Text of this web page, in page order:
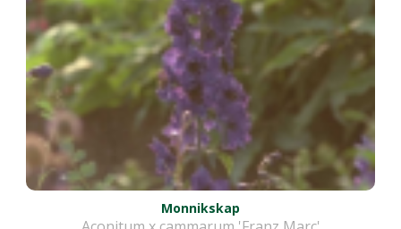
Monnikskap